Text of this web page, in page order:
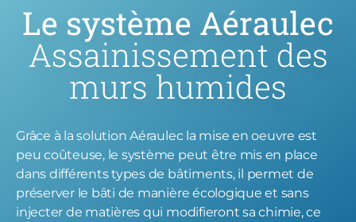
Le système Aéraulec
Assainissement des
murs humides
Grâce à la solution Aéraulec la mise en oeuvre est
peu coûteuse, le système peut être mis en place
dans différents types de bâtiments, il permet de
préserver le bâti de manière écologique et sans
injecter de matières qui modifieront sa chimie, ce